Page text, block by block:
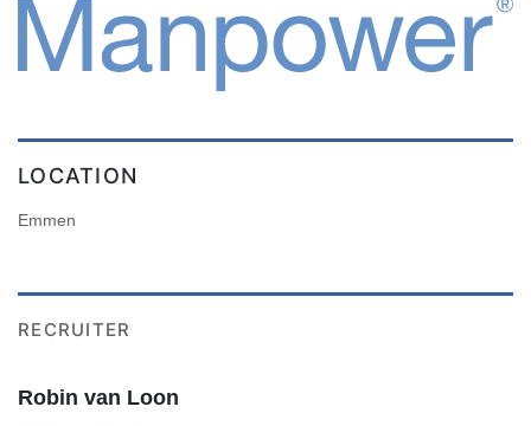
LOCATION
Emmen
RECRUITER
Robin van Loon